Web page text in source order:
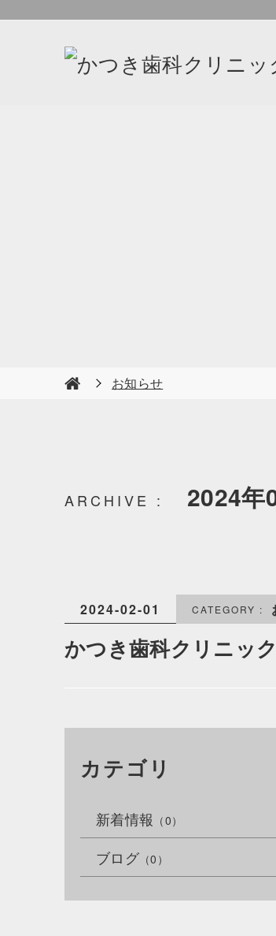
お知らせ
2024年
2024-02-01
かつき歯科クリニッ
カテゴリ
新着情報 （0）
ブログ（0）